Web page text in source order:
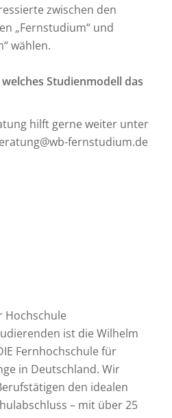
zwischen den
„Fernstudium“ und
wählen.
Studienmodell das
hilft gerne weiter unter
fernstudium.de
Hochschule
ist die Wilhelm
Fernhochschule für
in Deutschland. Wir
den idealen
– mit über 25